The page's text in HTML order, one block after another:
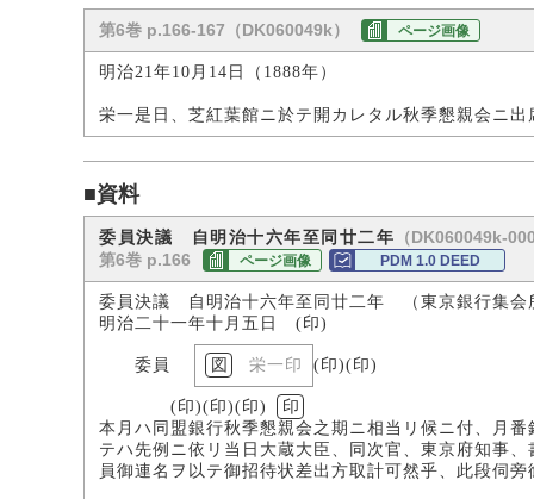
第6巻 p.166-167（DK060049k） ページ画像
明治21年10月14日（1888年）
栄一是日、芝紅葉館ニ於テ開カレタル秋季懇親会ニ出
■資料
委員決議 自明治十六年至同廿二年 （DK060049k-
第6巻 p.166
ページ画像 PDM 1.0 DEED
委員決議 自明治十六年至同廿二年 （東京銀行集会
明治二十一年十月五日 (印)
委員 栄一印 (印)(印)
(印)(印)(印)
印
本月ハ同盟銀行秋季懇親会之期ニ相当リ候ニ付、月
テハ先例ニ依リ当日大蔵大臣、同次官、東京府知事
員御連名ヲ以テ御招待状差出方取計可然乎、此段伺